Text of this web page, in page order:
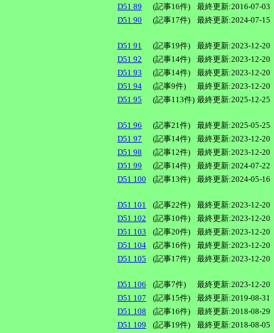
D51 89
(記事16件)
最終更新:2016-07-03
D51 90
(記事17件) 最終更新:2024-07-15
D51 91 (記事19件)
最終更新:2023-12-20
D51 92
(記事14件)
最終更新:2023-12-20
D51 93
(記事14件)
最終更新:2023-12-20
D51 94
(記事9件)
最終更新:2023-12-20
D51 95
(記事113件) 最終更新:2025-12-25
D51 96 (記事21件)
最終更新:2025-05-25
D51 97
(記事14件)
最終更新:2023-12-20
D51 98
(記事12件)
最終更新:2023-12-20
D51 99
(記事14件)
最終更新:2024-07-22
D51 100
(記事13件) 最終更新:2024-05-16
D51 101 (記事22件)
最終更新:2023-12-20
D51 102
(記事10件)
最終更新:2023-12-20
D51 103
(記事20件)
最終更新:2023-12-20
D51 104
(記事16件)
最終更新:2023-12-20
D51 105
(記事17件) 最終更新:2023-12-20
D51 106 (記事7件)
最終更新:2023-12-20
D51 107
(記事15件)
最終更新:2019-08-31
D51 108
(記事16件)
最終更新:2018-08-29
D51 109
(記事19件)
最終更新:2018-08-05